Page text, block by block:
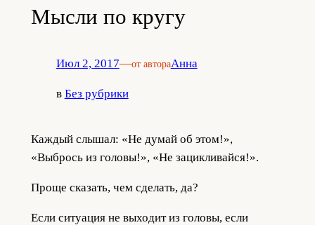
Мысли по кругу
Июл 2, 2017—от автораАнна
в Без рубрики
Каждый слышал: «Не думай об этом!»,
«Выбрось из головы!», «Не зацикливайся!».
Проще сказать, чем сделать, да?
Если ситуация не выходит из головы, если